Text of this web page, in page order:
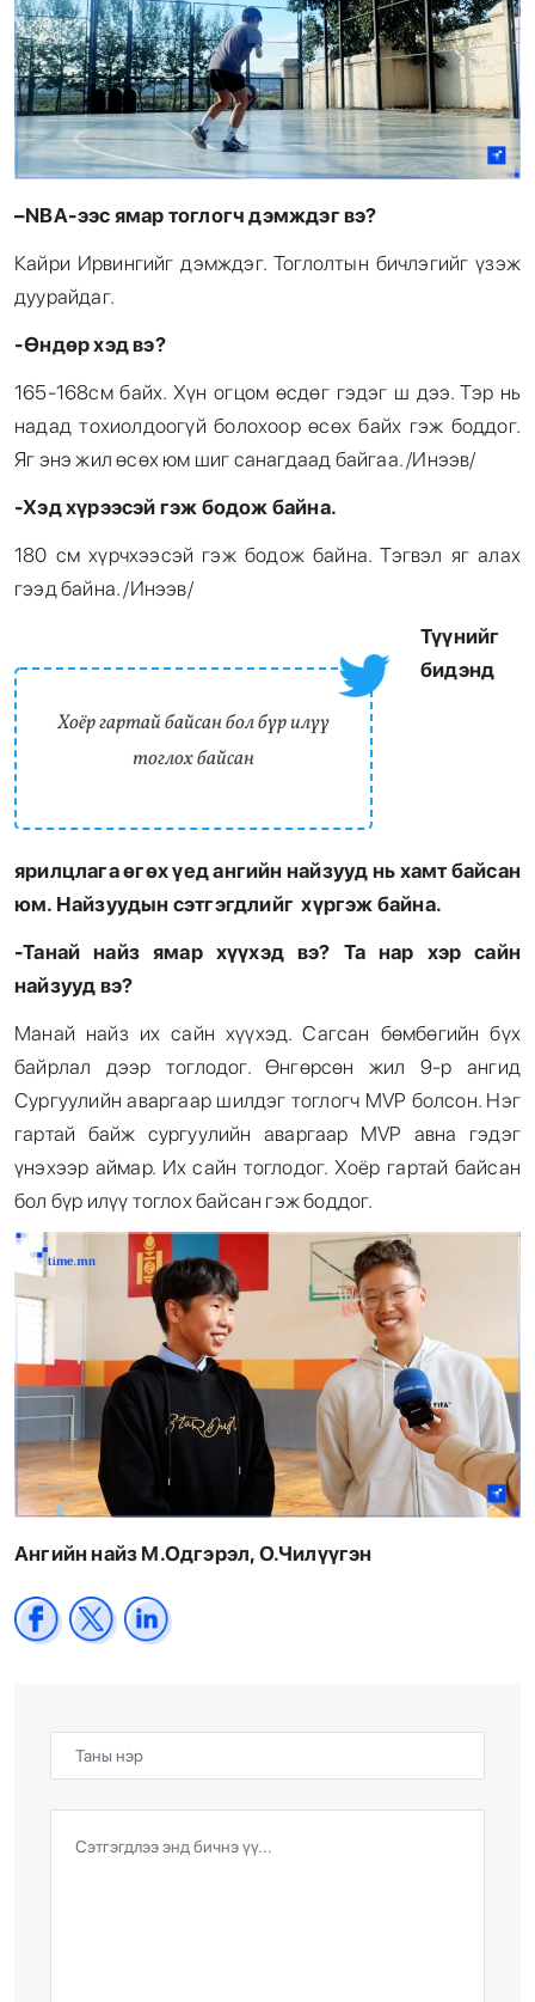
–NBA-ээс ямар тоглогч дэмждэг вэ?
Кайри Ирвингийг дэмждэг. Тоглолтын бичлэгийг үзэж
дуурайдаг.
-Өндөр хэд вэ?
165-168см байх. Хүн огцом өсдөг гэдэг ш дээ. Тэр нь
надад тохиолдоогүй болохоор өсөх байх гэж боддог.
Яг энэ жил өсөх юм шиг санагдаад байгаа. /Инээв/
-Хэд хүрээсэй гэж бодож байна.
180 см хүрчхээсэй гэж бодож байна. Тэгвэл яг алах
гээд байна. /Инээв/
Хоёр гартай байсан бол бүр илүү
тоглох байсан
Түүнийг
бидэнд
ярилцлага өгөх үед ангийн найзууд нь хамт байсан
юм. Найзуудын сэтгэгдлийг хүргэж байна.
-Танай найз ямар хүүхэд вэ? Та нар хэр сайн
найзууд вэ?
Манай найз их сайн хүүхэд. Сагсан бөмбөгийн бүх
байрлал дээр тоглодог. Өнгөрсөн жил 9-р ангид
Сургуулийн аваргаар шилдэг тоглогч MVP болсон. Нэг
гартай байж сургуулийн аваргаар MVP авна гэдэг
үнэхээр аймар. Их сайн тоглодог. Хоёр гартай байсан
бол бүр илүү тоглох байсан гэж боддог.
Ангийн найз М.Одгэрэл, О.Чилүүгэн